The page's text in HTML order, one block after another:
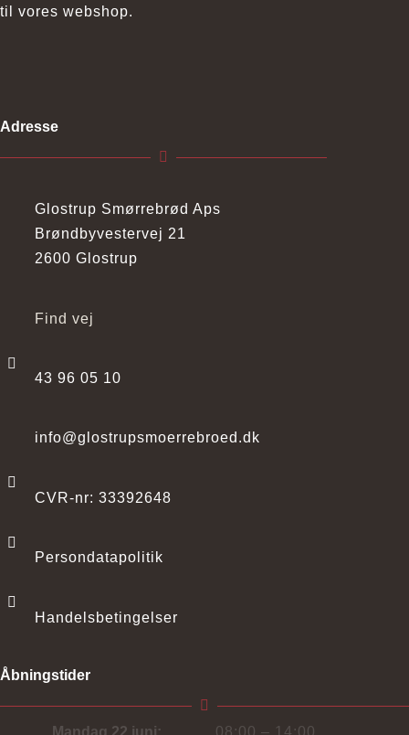
til vores webshop.
Adresse
Glostrup Smørrebrød Aps
Brøndbyvestervej 21
2600 Glostrup
Find vej
43 96 05 10
info@glostrupsmoerrebroed.dk
CVR-nr: 33392648
Persondatapolitik
Handelsbetingelser
Åbningstider